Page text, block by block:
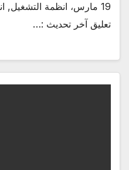
تعليق آخر تحديث :…